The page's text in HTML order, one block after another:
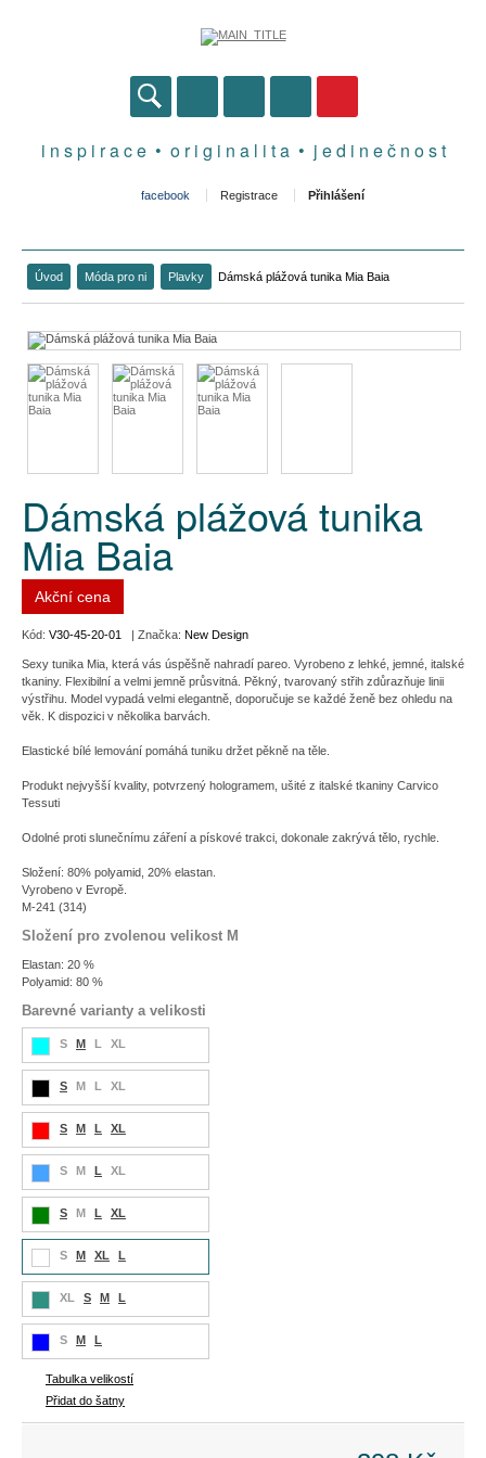
i n s p i r a c e • o r i g i n a l i t a • j e d i n e č n o s t
facebook Registrace Přihlášení
Úvod Móda pro ni Plavky Dámská plážová tunika Mia Baia
Dámská plážová tunika
Mia Baia
Akční cena
Kód: V30-45-20-01 | Značka: New Design
Sexy tunika Mia, která vás úspěšně nahradí pareo. Vyrobeno z lehké, jemné, italské
tkaniny. Flexibilní a velmi jemně průsvitná. Pěkný, tvarovaný střih zdůrazňuje linii
výstřihu. Model vypadá velmi elegantně, doporučuje se každé ženě bez ohledu na
věk. K dispozici v několika barvách.
Elastické bílé lemování pomáhá tuniku držet pěkně na těle.
Produkt nejvyšší kvality, potvrzený hologramem, ušité z italské tkaniny Carvico
Tessuti
Odolné proti slunečnímu záření a pískové trakci, dokonale zakrývá tělo, rychle.
Složení: 80% polyamid, 20% elastan.
Vyrobeno v Evropě.
M-241 (314)
Složení pro zvolenou velikost M
Elastan: 20 %
Polyamid: 80 %
Barevné varianty a velikosti
S M L XL
S M L XL
S M L XL
S M L XL
S M L XL
S M XL L
XL S M L
S M L
Tabulka velikostí
Přidat do šatny